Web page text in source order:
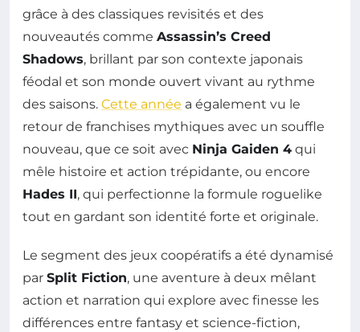
grâce à des classiques revisités et des
nouveautés comme Assassin’s Creed
Shadows, brillant par son contexte japonais
féodal et son monde ouvert vivant au rythme
des saisons. Cette année a également vu le
retour de franchises mythiques avec un souffle
nouveau, que ce soit avec Ninja Gaiden 4 qui
mêle histoire et action trépidante, ou encore
Hades II, qui perfectionne la formule roguelike
tout en gardant son identité forte et originale.
Le segment des jeux coopératifs a été dynamisé
par Split Fiction, une aventure à deux mêlant
action et narration qui explore avec finesse les
différences entre fantasy et science-fiction,